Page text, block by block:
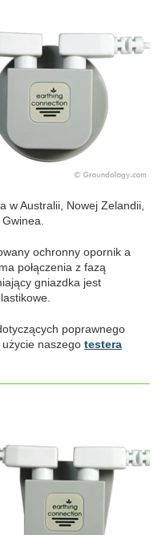
w Australii, Nowej Zelandii,
ochronny opornik a
połączenia z fazą
gniazdka jest
poprawnego
naszego testera